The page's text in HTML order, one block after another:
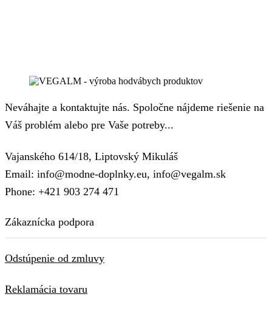
Neváhajte a kontaktujte nás. Spoločne nájdeme riešenie na
Váš problém alebo pre Vaše potreby...
Vajanského 614/18, Liptovský Mikuláš
Email: info@modne-doplnky.eu, info@vegalm.sk
Phone: +421 903 274 471
Zákaznícka podpora
Odstúpenie od zmluvy
Reklamácia tovaru